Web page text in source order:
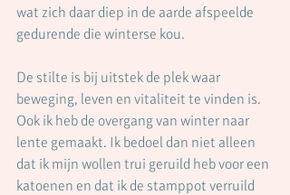
wat zich daar diep in de aarde afspeelde
gedurende die winterse kou.
De stilte is bij uitstek de plek waar
beweging, leven en vitaliteit te vinden is.
Ook ik heb de overgang van winter naar
lente gemaakt. Ik bedoel dan niet alleen
dat ik mijn wollen trui geruild heb voor een
katoenen en dat ik de stamppot verruild